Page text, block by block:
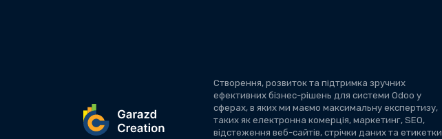
Створення, розвиток та підтримка зручних
ефективних бізнес-рішень для системи Odoo у
сферах, в яких ми маємо максимальну експертизу,
таких як електронна комерція, маркетинг, SEO,
відстеження веб-сайтів, стрічки даних та етикетки